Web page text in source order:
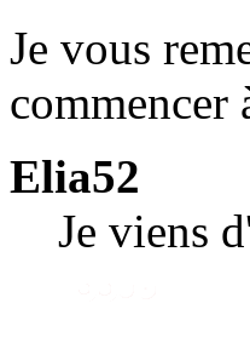
Je vous
commencer
Elia52
Je viens